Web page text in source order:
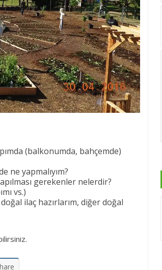
(balkonumda, bahçemde)
ne yapmalıyım?
gerekenler nelerdir?
vs.)
ilaç hazırlarım, diğer doğal